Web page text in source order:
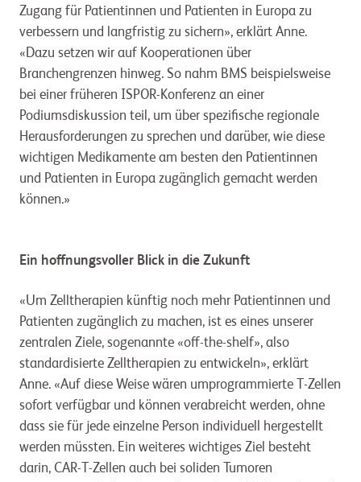
Zugang für Patientinnen und Patienten in Europa zu
verbessern und langfristig zu sichern», erklärt Anne.
«Dazu setzen wir auf Kooperationen über
Branchengrenzen hinweg. So nahm BMS beispielsweise
bei einer früheren ISPOR-Konferenz an einer
Podiumsdiskussion teil, um über spezifische regionale
Herausforderungen zu sprechen und darüber, wie diese
wichtigen Medikamente am besten den Patientinnen
und Patienten in Europa zugänglich gemacht werden
können.»
Ein hoffnungsvoller Blick in die Zukunft
«Um Zelltherapien künftig noch mehr Patientinnen und
Patienten zugänglich zu machen, ist es eines unserer
zentralen Ziele, sogenannte «off-the-shelf», also
standardisierte Zelltherapien zu entwickeln», erklärt
Anne. «Auf diese Weise wären umprogrammierte T-Zellen
sofort verfügbar und können verabreicht werden, ohne
dass sie für jede einzelne Person individuell hergestellt
werden müssten. Ein weiteres wichtiges Ziel besteht
darin, CAR-T-Zellen auch bei soliden Tumoren